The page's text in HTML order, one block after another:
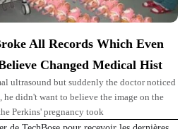
All Records Which Even
Changed Medical Hist
ultrasound but suddenly the doctor noticed
didn't want to believe the image on the
Perkins' pregnancy took